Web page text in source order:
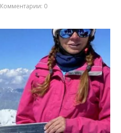
Комментарии: 0